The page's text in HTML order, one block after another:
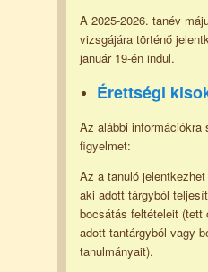
A 2025-2026. tanév
vizsgájára történő
január 19-én indul.
Érettségi
Az alábbi információkra
figyelmet:
Az a tanuló
aki adott tárgyból
bocsátás feltételeit
adott tantárgyból vagy
tanulmányait).